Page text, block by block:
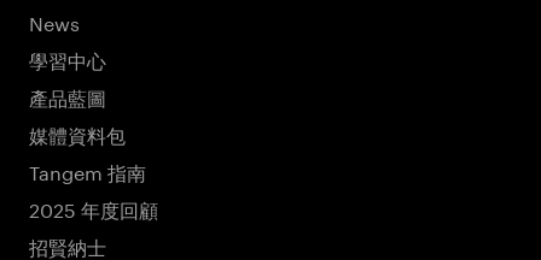
News
學習中心
產品藍圖
媒體資料包
Tangem 指南
2025 年度回顧
招賢納士